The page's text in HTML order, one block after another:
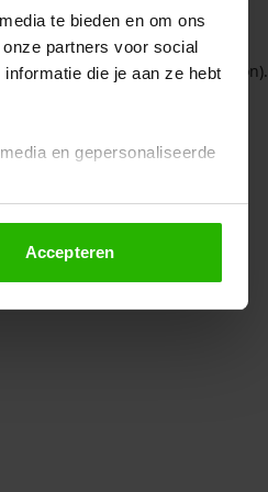
te bieden en om ons
partners voor social
die je aan ze hebt
en gepersonaliseerde
altijd wijzigen of
Accepteren
console for more information).